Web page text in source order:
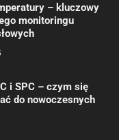
– kluczowy
monitoringu
i SPC – czym się
do nowoczesnych